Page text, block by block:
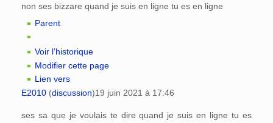
non ses bizzare quand je suis en ligne tu es en ligne
Parent
Voir l’historique
Modifier cette page
Lien vers
E2010 (discussion)19 juin 2021 à 17:46
ses sa que je voulais te dire quand je suis en ligne tu es